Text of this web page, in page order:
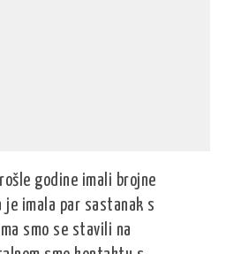
godine imali brojne
je imala par sastanak s
smo se stavili na